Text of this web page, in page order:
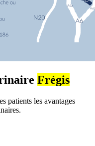
Frégis
patients les avantages